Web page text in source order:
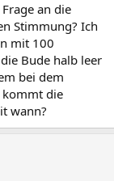
an die
Stimmung? Ich
mit 100
Bude halb leer
bei dem
kommt die
wann?